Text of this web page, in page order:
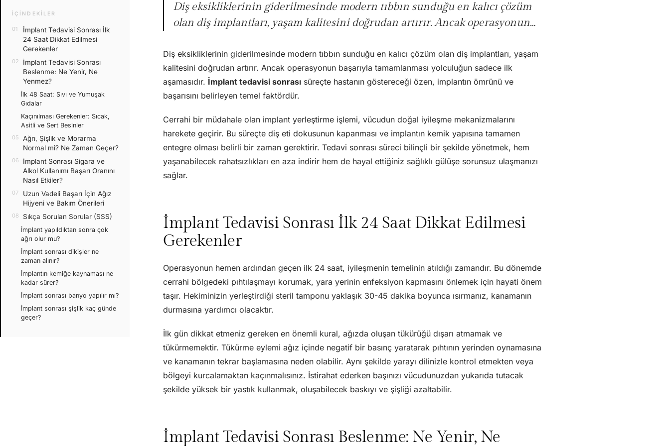
İÇINDEKILER
İmplant Tedavisi Sonrası İlk
24 Saat Dikkat Edilmesi
Gerekenler
İmplant Tedavisi Sonrası
Beslenme: Ne Yenir, Ne
Yenmez?
İlk 48 Saat: Sıvı ve Yumuşak
Gıdalar
Kaçınılması Gerekenler: Sıcak,
Asitli ve Sert Besinler
Ağrı, Şişlik ve Morarma
Normal mi? Ne Zaman Geçer?
İmplant Sonrası Sigara ve
Alkol Kullanımı Başarı Oranını
Nasıl Etkiler?
Uzun Vadeli Başarı İçin Ağız
Hijyeni ve Bakım Önerileri
Sıkça Sorulan Sorular (SSS)
İmplant yapıldıktan sonra çok
ağrı olur mu?
İmplant sonrası dikişler ne
zaman alınır?
İmplantın kemiğe kaynaması ne
kadar sürer?
İmplant sonrası banyo yapılır mı?
İmplant sonrası şişlik kaç günde
geçer?
Diş eksikliklerinin giderilmesinde modern tıbbın sunduğu en kalıcı çözüm
olan diş implantları, yaşam kalitesini doğrudan artırır. Ancak operasyonun…
Diş eksikliklerinin giderilmesinde modern tıbbın sunduğu en kalıcı çözüm olan diş implantları, yaşam
kalitesini doğrudan artırır. Ancak operasyonun başarıyla tamamlanması yolculuğun sadece ilk
aşamasıdır. İmplant tedavisi sonrası süreçte hastanın göstereceği özen, implantın ömrünü ve
başarısını belirleyen temel faktördür.
Cerrahi bir müdahale olan implant yerleştirme işlemi, vücudun doğal iyileşme mekanizmalarını
harekete geçirir. Bu süreçte diş eti dokusunun kapanması ve implantın kemik yapısına tamamen
entegre olması belirli bir zaman gerektirir. Tedavi sonrası süreci bilinçli bir şekilde yönetmek, hem
yaşanabilecek rahatsızlıkları en aza indirir hem de hayal ettiğiniz sağlıklı gülüşe sorunsuz ulaşmanızı
sağlar.
İmplant Tedavisi Sonrası İlk 24 Saat Dikkat Edilmesi
Gerekenler
Operasyonun hemen ardından geçen ilk 24 saat, iyileşmenin temelinin atıldığı zamandır. Bu dönemde
cerrahi bölgedeki pıhtılaşmayı korumak, yara yerinin enfeksiyon kapmasını önlemek için hayati önem
taşır. Hekiminizin yerleştirdiği steril tamponu yaklaşık 30-45 dakika boyunca ısırmanız, kanamanın
durmasına yardımcı olacaktır.
İlk gün dikkat etmeniz gereken en önemli kural, ağızda oluşan tükürüğü dışarı atmamak ve
tükürmemektir. Tükürme eylemi ağız içinde negatif bir basınç yaratarak pıhtının yerinden oynamasına
ve kanamanın tekrar başlamasına neden olabilir. Aynı şekilde yarayı dilinizle kontrol etmekten veya
bölgeyi kurcalamaktan kaçınmalısınız. İstirahat ederken başınızı vücudunuzdan yukarıda tutacak
şekilde yüksek bir yastık kullanmak, oluşabilecek baskıyı ve şişliği azaltabilir.
İmplant Tedavisi Sonrası Beslenme: Ne Yenir, Ne